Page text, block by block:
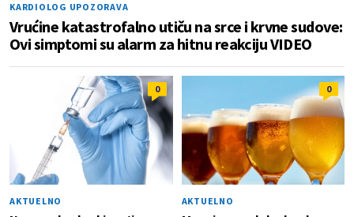
KARDIOLOG UPOZORAVA
Vrućine katastrofalno utiču na srce i krvne sudove:
Ovi simptomi su alarm za hitnu reakciju VIDEO
0
AKTUELNO
0
AKTUELNO